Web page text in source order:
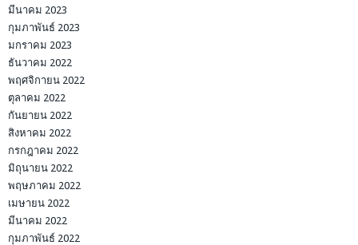
มีนาคม 2023
กุมภาพันธ์ 2023
มกราคม 2023
ธันวาคม 2022
พฤศจิกายน 2022
ตุลาคม 2022
กันยายน 2022
สิงหาคม 2022
กรกฎาคม 2022
มิถุนายน 2022
พฤษภาคม 2022
เมษายน 2022
มีนาคม 2022
กุมภาพันธ์ 2022